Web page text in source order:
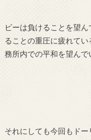
ビーは負けることを望
ることの重圧に疲れて
務所内での平和を望んで
それにしても今回もド